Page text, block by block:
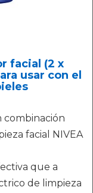
facial (2 x
usar con el
combinación
facial NIVEA
que a
de limpieza